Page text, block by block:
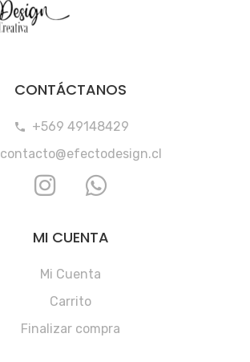
CONTÁCTANOS
+569 49148429
contacto@efectodesign.cl
MI CUENTA
Mi Cuenta
Carrito
Finalizar compra